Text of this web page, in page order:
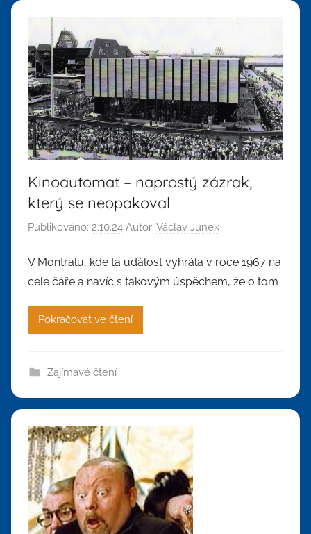
Kinoautomat – naprostý zázrak,
který se neopakoval
Publikováno: 2.10.24 Autor: Václav Junek
V Montralu, kde ta událost vyhrála v roce 1967 na
celé čáře a navíc s takovým úspěchem, že o tom
Pokračovat ve čtení
Zajímavé čtení